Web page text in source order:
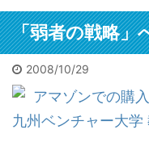
2026/7/3
方の古ビル投資で家賃年
収1億(ひとりで)の友人
ックリです。15年ぶり
の出版
人には
。自信
でしょ
も初出
に言わ
トップ。ビ
ール袋に包
れた遺体は
架で運ばれた
惑。3万人
に遅延他の
響が。目撃
「弱者の戦略
2008/10/29
アマゾンでの購
九州ベンチャー大学